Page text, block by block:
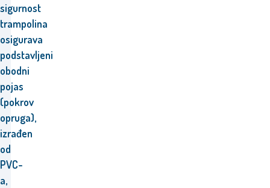
sigurnost
trampolina
osigurava
podstavljeni
obodni
pojas
(pokrov
opruga),
izrađen
od
PVC-
a,